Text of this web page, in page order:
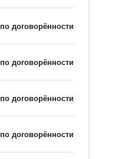
по договорённости
по договорённости
по договорённости
по договорённости